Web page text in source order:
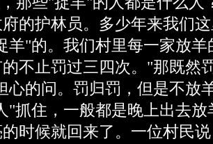
的护林员。多少年来我们
羊"的。我们村里每一家放
不止罚过三四次。"那既然
心的问。罚归罚，但是不放
"抓住，一般都是晚上出去
时候就回来了。一位村民